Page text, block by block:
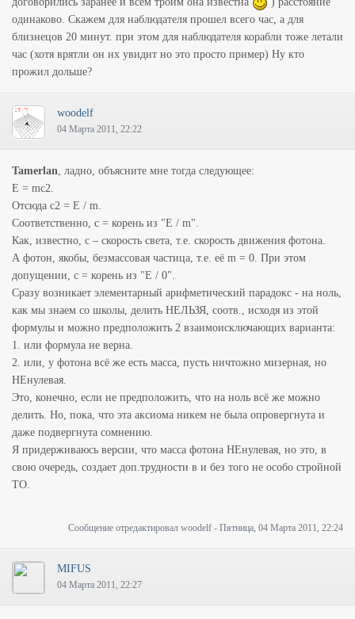
одинаково. Скажем для наблюдателя прошел всего час, а для
близнецов 20 минут. при этом для наблюдателя корабли тоже летали
час (хотя врятли он их увидит но это просто пример) Ну кто
прожил дольше?
woodelf
04 Марта 2011, 22:22
Tamerlan, ладно, объясните мне тогда следующее:
E = mc2.
Отсюда c2 = E / m.
Соответственно, c = корень из "E / m".
Как, известно, c – скорость света, т.е. скорость движения фотона.
А фотон, якобы, безмассовая частица, т.е. её m = 0. При этом
допущении, c = корень из "E / 0".
Сразу возникает элементарный арифметический парадокс - на ноль,
как мы знаем со школы, делить НЕЛЬЗЯ, соотв., исходя из этой
формулы и можно предположить 2 взаимоисключающих варианта:
1. или формула не верна.
2. или, у фотона всё же есть масса, пусть ничтожно мизерная, но
НЕнулевая.
Это, конечно, если не предположить, что на ноль всё же можно
делить. Но, пока, что эта аксиома никем не была опровергнута и
даже подвергнута сомнению.
Я придерживаюсь версии, что масса фотона НЕнулевая, но это, в
свою очередь, создает доп.трудности в и без того не особо стройной
ТО.
Сообщение отредактировал woodelf - Пятница, 04 Марта 2011, 22:24
MIFUS
04 Марта 2011, 22:27